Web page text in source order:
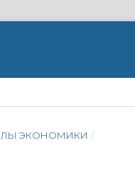
ЭКОНОМИКИ /